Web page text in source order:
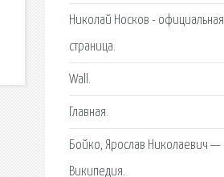
Николай Носков - официальная
страница.
Wall.
Главная.
Бойко, Ярослав Николаевич —
Википедия.